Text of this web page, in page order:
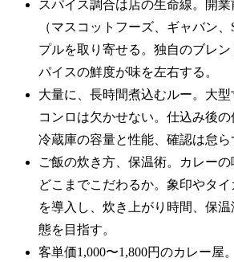
スパイス調合は店の生命線。開
（マスコットフーズ、ギャバン
プルを取り寄せる。独自のブレ
パイスの鮮度が味を左右する。
大量に、長時間煮込むルー。大
コンロは欠かせない。仕込み後
冷蔵庫の容量と性能、確認は怠ら
ご飯の炊き方、保温術。カレーの
どこまでこだわるか。象印やタ
を導入し、炊き上がり時間、保
態を目指す。
客単価1,000〜1,800円のカレー屋